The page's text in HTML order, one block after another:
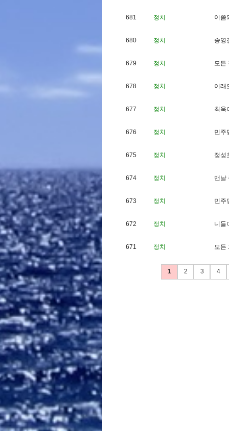
681 정치 이 쯤
680 정치 송영
679 정치 모든
678 정치 이 래
677 정치 최 욱
676 정치 민주
675 정치 정성
674 정치 맨날
673 정치 민주
672 정치 니 들
671 정치 모든
1 2 3 4